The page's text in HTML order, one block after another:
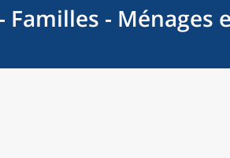
Familles - Ménages